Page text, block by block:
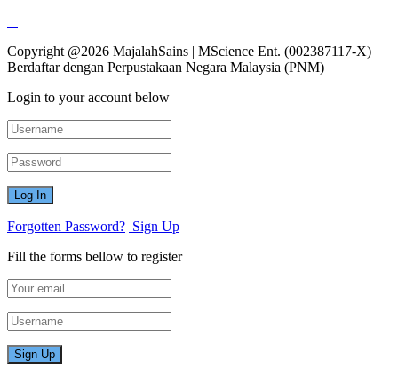
Copyright @2026 MajalahSains | MScience Ent. (002387117-X)
Berdaftar dengan Perpustakaan Negara Malaysia (PNM)
Login to your account below
Forgotten Password? Sign Up
Fill the forms bellow to register